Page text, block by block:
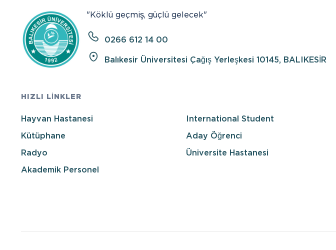
0266 612 14 00
Balıkesir Üniversitesi Çağış Yerleşkesi 10145, BALIKESİR
"Köklü geçmiş, güçlü gelecek"
HIZLI LİNKLER
Hayvan Hastanesi International Student
Kütüphane Aday Öğrenci
Radyo Üniversite Hastanesi
Akademik Personel